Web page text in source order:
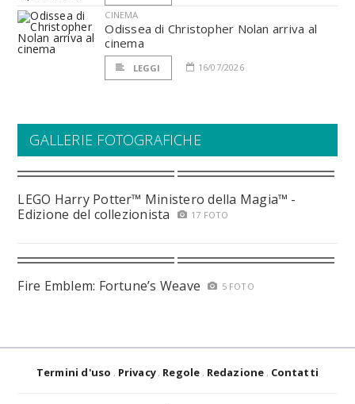
CINEMA
Odissea di Christopher Nolan arriva al
cinema
LEGGI 16/07/2026
GALLERIE FOTOGRAFICHE
LEGO Harry Potter™ Ministero della Magia™ -
Edizione del collezionista
17 FOTO
Fire Emblem: Fortune’s Weave 5 FOTO
Termini d'uso Privacy Regole Redazione Contatti